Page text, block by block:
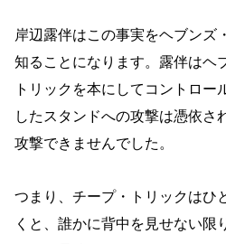
岸辺露伴はこの事実をヘブンズ
知ることになります。露伴はヘ
トリックを本にしてコントロー
したスタンドへの攻撃は憑依さ
攻撃できませんでした。
つまり、チープ・トリックはひ
くと、誰かに背中を見せない限